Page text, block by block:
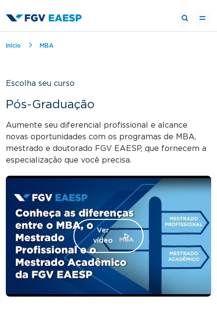
Trilha de navegação
Início MBA
Escolha seu curso
Pós-Graduação
Aumente seu diferencial profissional e alcance
novas oportunidades com os programas de MBA,
mestrado e doutorado FGV EAESP, que fornecem a
especialização que você precisa.
Ver
vídeo